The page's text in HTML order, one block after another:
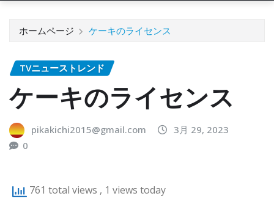
ホームページ ケーキのライセンス
TVニューストレンド
ケーキのライセンス
pikakichi2015@gmail.com
3月 29, 2023
0
761 total views , 1 views today